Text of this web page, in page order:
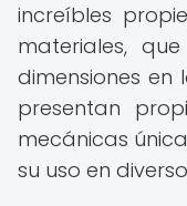
increíbles
materiales,
dimensiones
presentan
mecánicas
su uso en